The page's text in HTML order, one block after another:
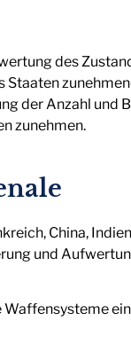
des
Staaten
der Anzahl und
zunehmen.
China,
und